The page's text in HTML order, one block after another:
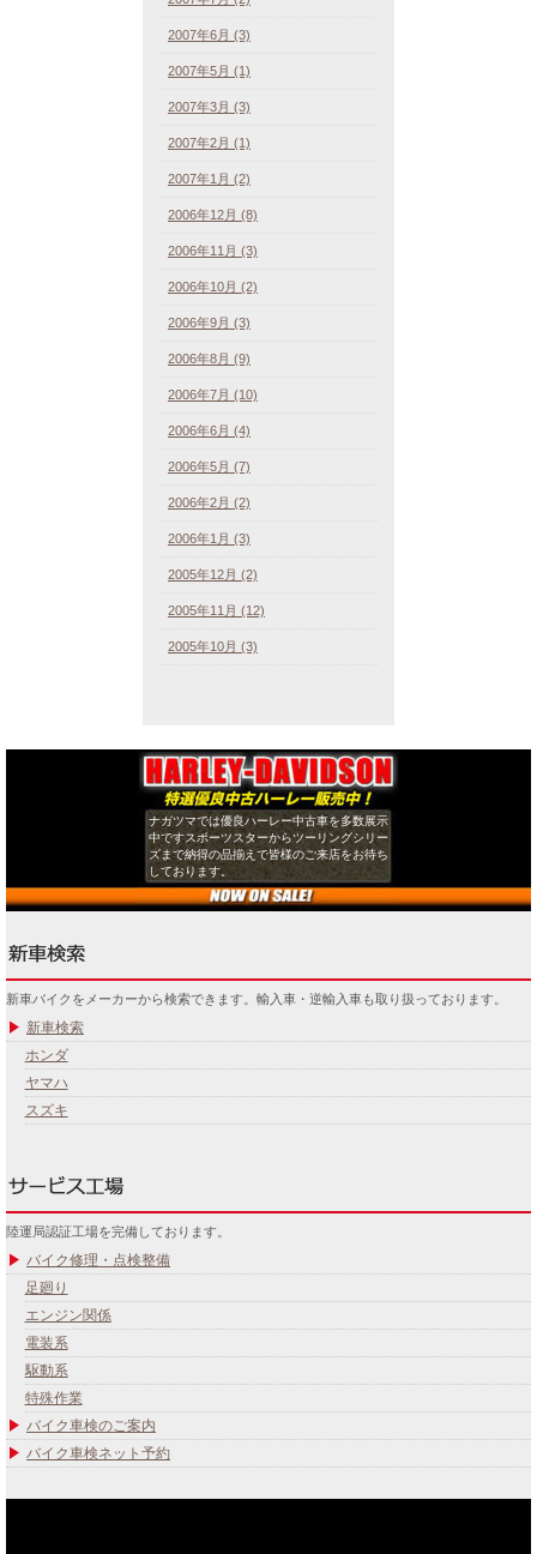
2007年6月 (3)
2007年5月 (1)
2007年3月 (3)
2007年2月 (1)
2007年1月 (2)
2006年12月 (8)
2006年11月 (3)
2006年10月 (2)
2006年9月 (3)
2006年8月 (9)
2006年7月 (10)
2006年6月 (4)
2006年5月 (7)
2006年2月 (2)
2006年1月 (3)
2005年12月 (2)
2005年11月 (12)
2005年10月 (3)
ナガツマでは優良ハーレー中古車を多数展示
中ですスポーツスターからツーリングシリー
ズまで納得の品揃えで皆様のご来店をお待ち
しております。
新車バイクをメーカーから検索できます。輸入車・逆輸入車も取り扱っております。
新車検索
ホンダ
ヤマハ
スズキ
陸運局認証工場を完備しております。
バイク修理・点検整備
足廻り
エンジン関係
電装系
駆動系
特殊作業
バイク車検のご案内
バイク車検ネット予約